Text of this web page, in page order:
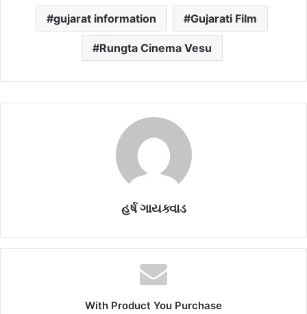
gujarat information Gujarati Film
Rungta Cinema Vesu
હર્ષ ગાયક્વાડ
With Product You Purchase